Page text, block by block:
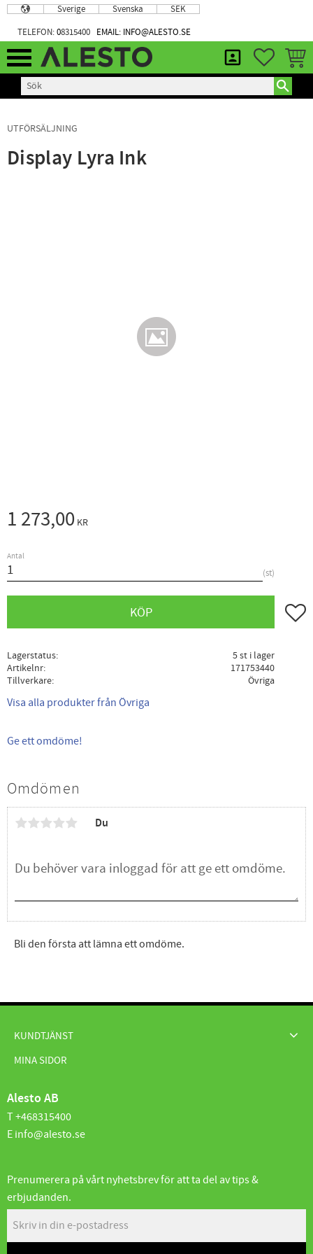
Meny
Sverige Svenska SEK
TELEFON:08315400 EMAIL: INFO@ALESTO.SE
UTFÖRSÄLJNING
Display Lyra Ink
1 273,00 KR
Antal
st
KÖP Lägg
Lagerstatus
5 st i lager
Artikelnr
171753440
Tillverkare
Övriga
Visa alla produkter från Övriga
Ge ett omdöme!
Omdömen
Du
Bli den första att lämna ett omdöme.
KUNDTJÄNST
MINA SIDOR
Alesto AB
T +468315400
E info@alesto.se
Prenumerera på vårt nyhetsbrev för att ta del av tips &
erbjudanden.